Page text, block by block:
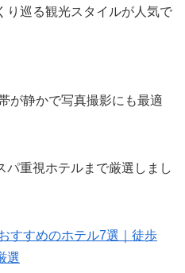
り巡る観光スタイルが人気で
が静かで写真撮影にも最適
パ重視ホテルまで厳選しまし
すすめのホテル7選｜徒歩
選